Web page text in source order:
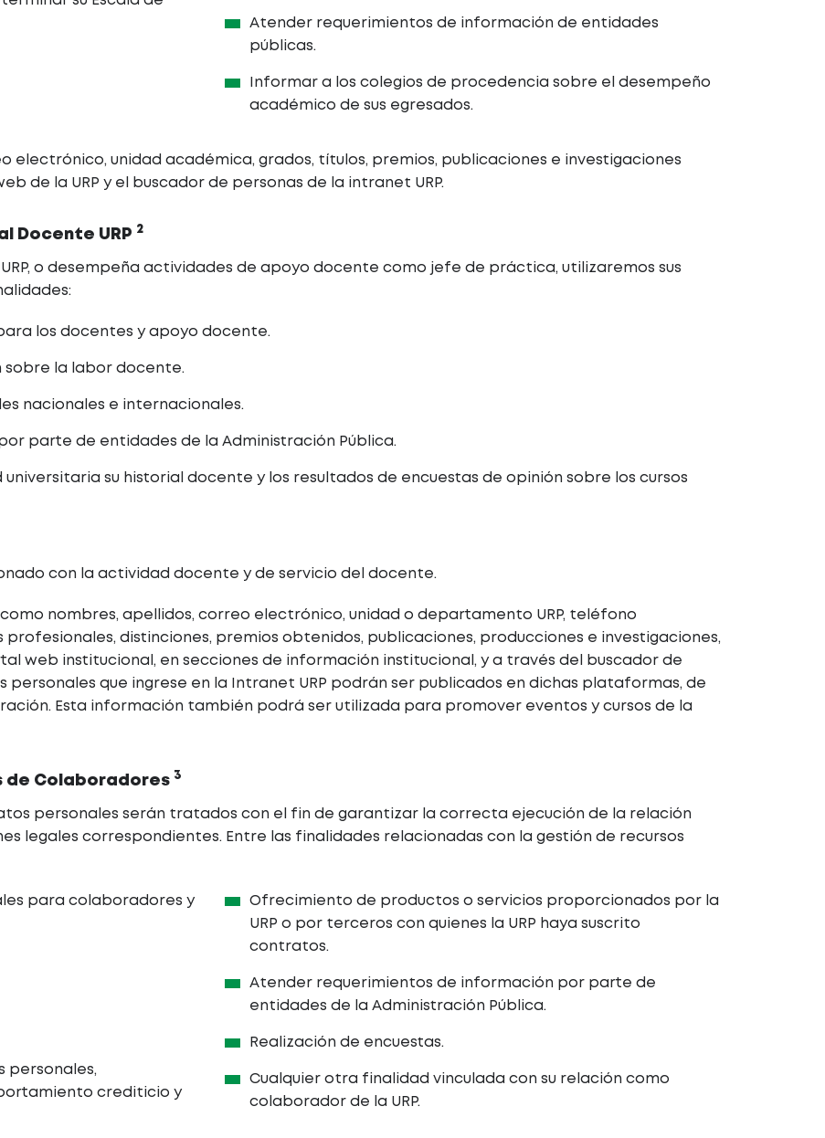
Atender requerimientos de información de entidades
públicas.
Informar a los colegios de procedencia sobre el desempeño
académico de sus egresados.
electrónico, unidad académica, grados, títulos, premios, publicaciones e investigaciones
de la URP y el buscador de personas de la intranet URP.
Docente URP 2
o desempeña actividades de apoyo docente como jefe de práctica, utilizaremos sus
los docentes y apoyo docente.
sobre la labor docente.
nacionales e internacionales.
parte de entidades de la Administración Pública.
universitaria su historial docente y los resultados de encuestas de opinión sobre los cursos
con la actividad docente y de servicio del docente.
nombres, apellidos, correo electrónico, unidad o departamento URP, teléfono
distinciones, premios obtenidos, publicaciones, producciones e investigaciones,
web institucional, en secciones de información institucional, y a través del buscador de
personales que ingrese en la Intranet URP podrán ser publicados en dichas plataformas, de
Esta información también podrá ser utilizada para promover eventos y cursos de la
de Colaboradores 3
personales serán tratados con el fin de garantizar la correcta ejecución de la relación
legales correspondientes. Entre las finalidades relacionadas con la gestión de recursos
para colaboradores y
personales,
crediticio y
Ofrecimiento de productos o servicios proporcionados por la
URP o por terceros con quienes la URP haya suscrito
contratos.
Atender requerimientos de información por parte de
entidades de la Administración Pública.
Realización de encuestas.
Cualquier otra finalidad vinculada con su relación como
colaborador de la URP.